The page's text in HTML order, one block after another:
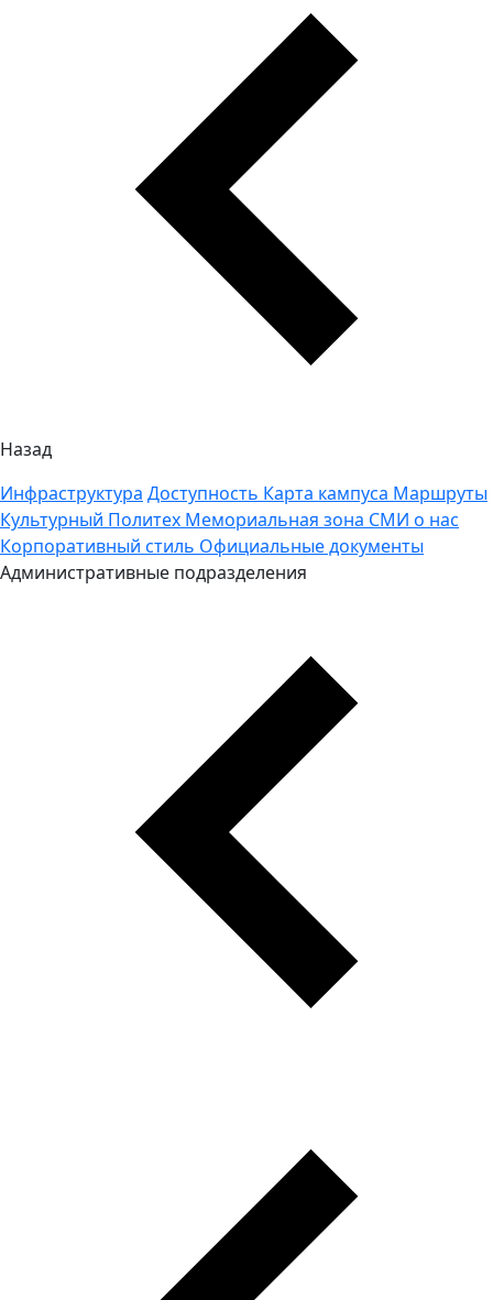
Назад
Инфраструктура Доступность Карта кампуса Маршруты
Культурный Политех Мемориальная зона СМИ о нас
Корпоративный стиль Официальные документы
Административные подразделения